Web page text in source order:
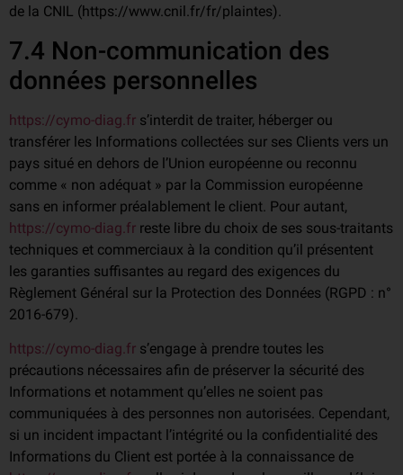
de la CNIL (https://www.cnil.fr/fr/plaintes).
7.4 Non-communication des
données personnelles
https://cymo-diag.fr s’interdit de traiter, héberger ou
transférer les Informations collectées sur ses Clients vers un
pays situé en dehors de l’Union européenne ou reconnu
comme « non adéquat » par la Commission européenne
sans en informer préalablement le client. Pour autant,
https://cymo-diag.fr reste libre du choix de ses sous-traitants
techniques et commerciaux à la condition qu’il présentent
les garanties suffisantes au regard des exigences du
Règlement Général sur la Protection des Données (RGPD : n°
2016-679).
https://cymo-diag.fr s’engage à prendre toutes les
précautions nécessaires afin de préserver la sécurité des
Informations et notamment qu’elles ne soient pas
communiquées à des personnes non autorisées. Cependant,
si un incident impactant l’intégrité ou la confidentialité des
Informations du Client est portée à la connaissance de